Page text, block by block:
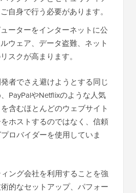
自身で行う必要があります。
ーターをインターネットに公
ウェア、データ盗難、ネット
スクが高まります。
者でさえ避けようとする同じ
PayPalやNetflixのような人気
含むほとんどのウェブサイト
ホストするのではなく、信頼
ロバイダーを使用していま
ング会社を利用することを強
的なセットアップ、パフォー